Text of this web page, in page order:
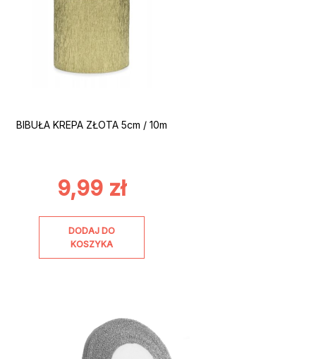
BIBUŁA KREPA ZŁOTA 5cm / 10m
9,99 zł
DODAJ DO
KOSZYKA